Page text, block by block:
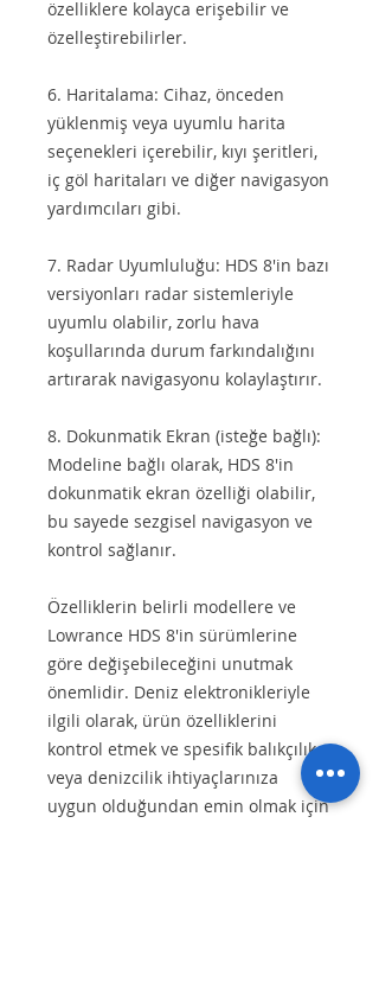
özelliklere kolayca erişebilir ve
özelleştirebilirler.
6. Haritalama: Cihaz, önceden
yüklenmiş veya uyumlu harita
seçenekleri içerebilir, kıyı şeritleri,
iç göl haritaları ve diğer navigasyon
yardımcıları gibi.
7. Radar Uyumluluğu: HDS 8'in bazı
versiyonları radar sistemleriyle
uyumlu olabilir, zorlu hava
koşullarında durum farkındalığını
artırarak navigasyonu kolaylaştırır.
8. Dokunmatik Ekran (isteğe bağlı):
Modeline bağlı olarak, HDS 8'in
dokunmatik ekran özelliği olabilir,
bu sayede sezgisel navigasyon ve
kontrol sağlanır.
Özelliklerin belirli modellere ve
Lowrance HDS 8'in sürümlerine
göre değişebileceğini unutmak
önemlidir. Deniz elektronikleriyle
ilgili olarak, ürün özelliklerini
kontrol etmek ve spesifik balıkçılık
veya denizcilik ihtiyaçlarınıza
uygun olduğundan emin olmak için